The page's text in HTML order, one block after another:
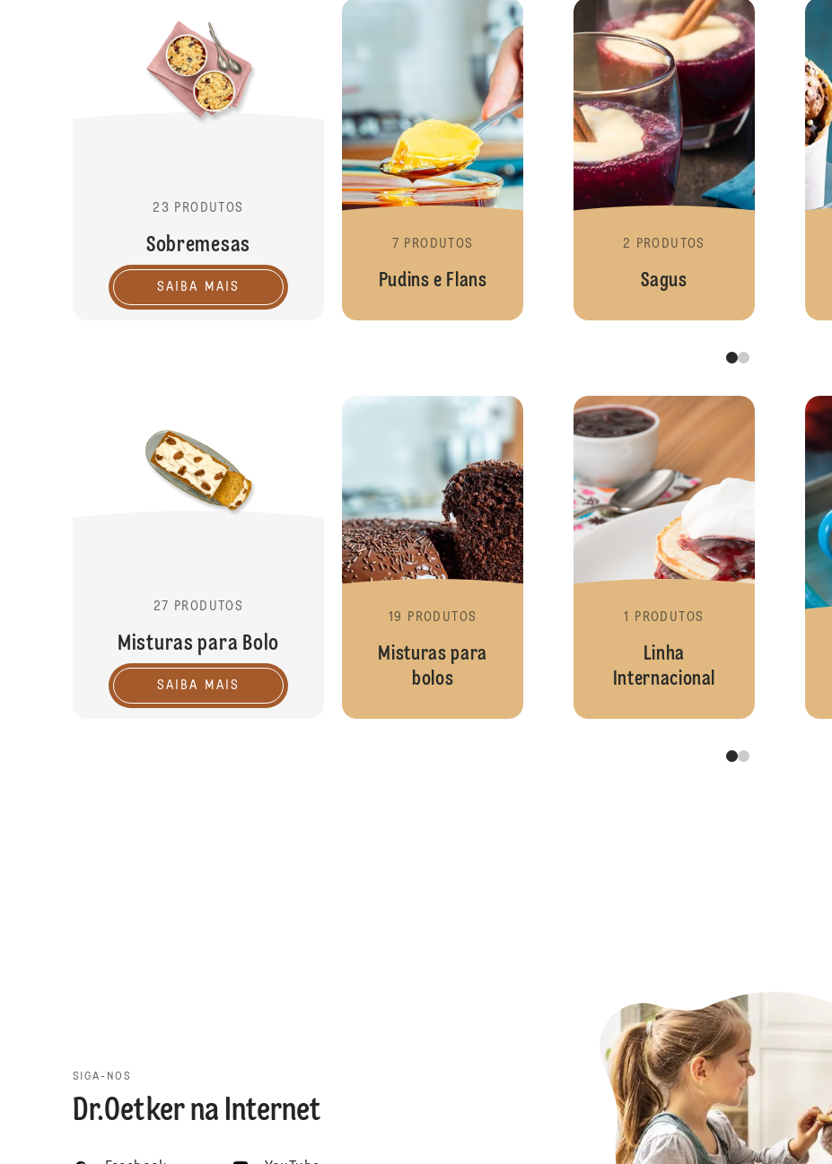
Sobremesas
23 PRODUTOS
Sobremesas
SAIBA MAIS
Pudins e Flans
7 PRODUTOS
Pudins e Flans
2 PRODUTOS
Sagus
Misturas para Bolo
27 PRODUTOS
Misturas para Bolo
SAIBA MAIS
Misturas para bolos
19 PRODUTOS
Misturas para
bolos
1 PRODUTOS
Linha
Internacional
SIGA-NOS
Dr.Oetker na Internet